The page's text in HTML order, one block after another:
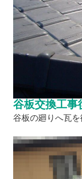
谷板交換工事
谷板の廻りへ瓦を